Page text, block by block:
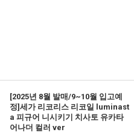
[2025년 8월 발매/9~10월 입고예
정]세가 리코리스 리코일 luminast
a 피규어 니시키기 치사토 유카타
어나더 컬러 ver